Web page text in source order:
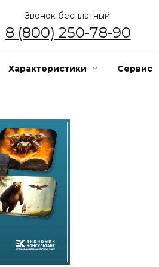
Звонок бесплатный:
8 (800) 250-78-90
Характеристики Сервис